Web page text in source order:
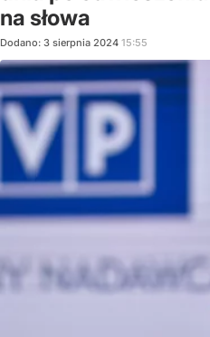
na słowa
Dodano: 3 sierpnia 2024 15:55